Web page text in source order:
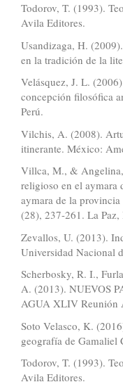
Todorov, T. (1993).
Avila Editores.
Usandizaga, H.
en la tradición de la
Velásquez, J. L.
concepción filosófica
Perú.
Vilchis, A. (2008).
itinerante. México:
Villca, M., &
religioso en el aymara
aymara de la
(28), 237-261. La
Zevallos, U. (2013).
Universidad Nacional
Scherbosky, R. I.,
A. (2013). NUEVOS
AGUA XLIV Reunión
Soto Velasco, K.
geografía de Gamaliel
Todorov, T. (1993).
Avila Editores.